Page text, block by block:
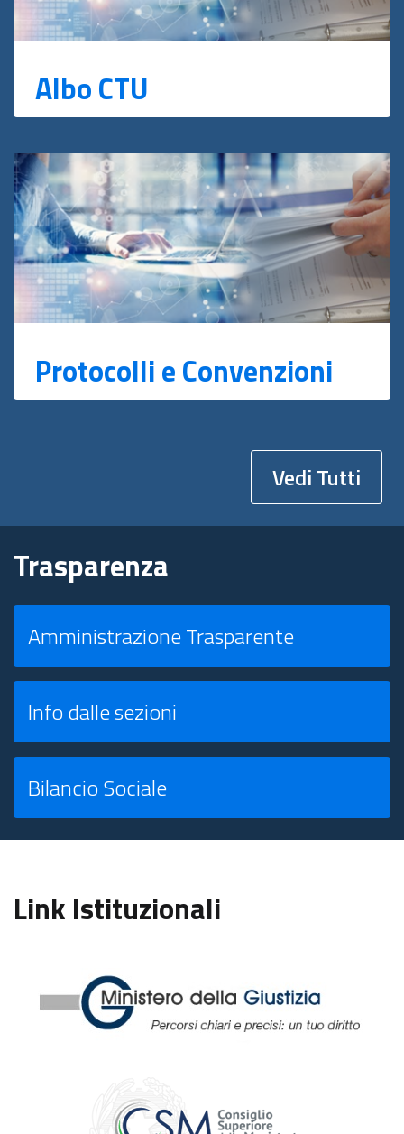
Albo CTU
Protocolli e Convenzioni
Vedi Tutti
Trasparenza
Amministrazione Trasparente
Info dalle sezioni
Bilancio Sociale
Link Istituzionali